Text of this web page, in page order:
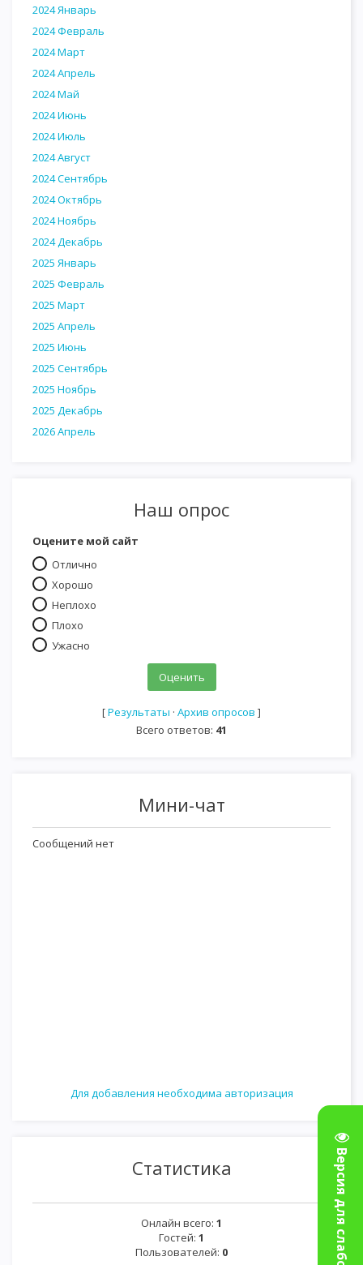
2024 Январь
2024 Февраль
2024 Март
2024 Апрель
2024 Май
2024 Июнь
2024 Июль
2024 Август
2024 Сентябрь
2024 Октябрь
2024 Ноябрь
2024 Декабрь
2025 Январь
2025 Февраль
2025 Март
2025 Апрель
2025 Июнь
2025 Сентябрь
2025 Ноябрь
2025 Декабрь
2026 Апрель
Наш опрос
Оцените мой сайт
Отлично
Хорошо
Неплохо
Плохо
Ужасно
[Результаты · Архив опросов ]
Всего ответов: 41
Мини-чат
Для добавления необходима авторизация
Статистика
Онлайн всего: 1
Гостей: 1
Пользователей: 0